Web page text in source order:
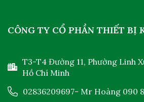
CÔNG TY CỔ PHẦN THIẾT BỊ
T3-T4 Đường 11, Phường Linh
Hồ Chí Minh
02836209697- Mr Hoàng 090